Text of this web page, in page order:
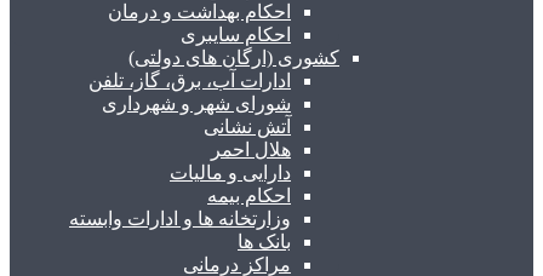
احکام بهداشت و درمان
احکام سایبری
کشوری (ارگان های دولتی)
ادارات آب، برق، گاز، تلفن
شورای شهر و شهرداری
آتش نشانی
هلال احمر
دارایی و مالیات
احکام بیمه
وزارتخانه ها و ادارات وابسته
بانک ها
مراکز درمانی